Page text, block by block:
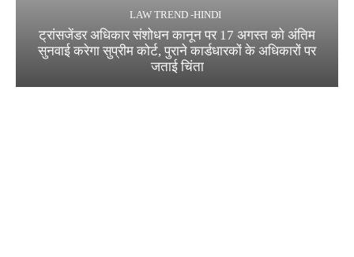
LAW TREND -HINDI
ट्रांसजेंडर अधिकार संशोधन कानून पर 17 अगस्त को अंतिम
सुनवाई करेगा सुप्रीम कोर्ट, पुराने कार्डधारकों के अधिकारों पर
जताई चिंता